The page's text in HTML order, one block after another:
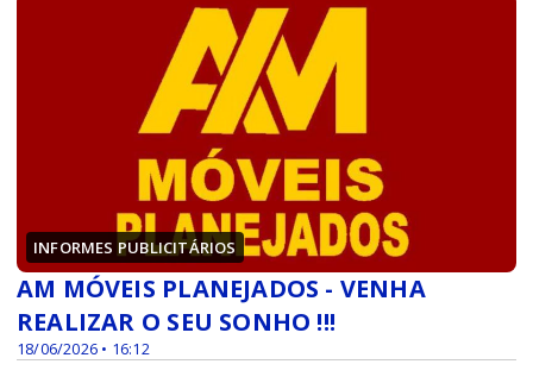
INFORMES PUBLICITÁRIOS
18/06/2026 • 16:12
AM MÓVEIS PLANEJADOS - VENHA
REALIZAR O SEU SONHO !!!